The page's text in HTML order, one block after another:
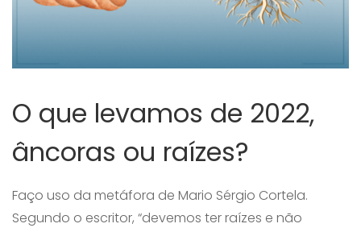
O que levamos de 2022,
âncoras ou raízes?
Faço uso da metáfora de Mario Sérgio Cortela.
Segundo o escritor, “devemos ter raízes e não